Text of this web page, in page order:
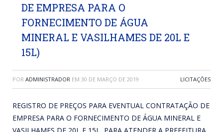
DE EMPRESA PARA O
FORNECIMENTO DE ÁGUA
MINERAL E VASILHAMES DE 20L E
15L)
POR ADMINISTRADOR EM 30 DE MARÇO DE 2019 LICITAÇÕES
REGISTRO DE PREÇOS PARA EVENTUAL CONTRATAÇÃO DE
EMPRESA PARA O FORNECIMENTO DE ÁGUA MINERAL E